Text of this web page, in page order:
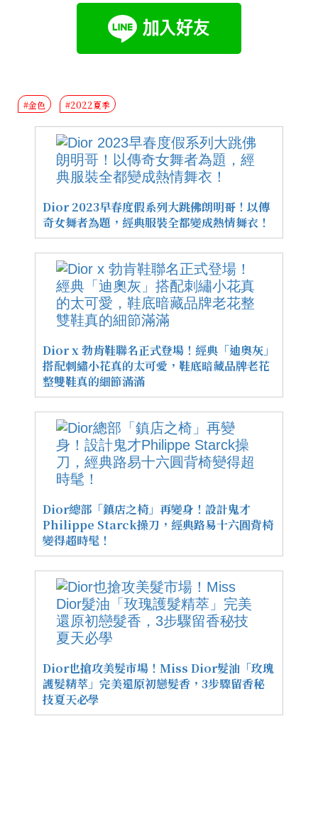
#金色 #2022夏季
Dior 2023早春度假系列大跳佛朗明哥！以傳
奇女舞者為題，經典服裝全都變成熱情舞衣！
Dior x 勃肯鞋聯名正式登場！經典「迪奧灰」
搭配刺繡小花真的太可愛，鞋底暗藏品牌老花
整雙鞋真的細節滿滿
Dior總部「鎮店之椅」再變身！設計鬼才
Philippe Starck操刀，經典路易十六圓背椅
變得超時髦！
Dior也搶攻美髮市場！Miss Dior髮油「玫瑰
護髮精萃」完美還原初戀髮香，3步驟留香秘
技夏天必學